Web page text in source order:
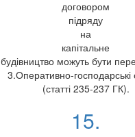
договором
підряду
на
капітальне
будівництво можуть бути
3.Оперативно-господарські
(статті 235-237 ГК).
15.